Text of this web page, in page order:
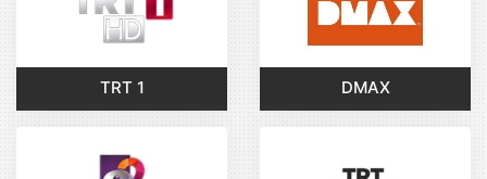
TRT 1 DMAX